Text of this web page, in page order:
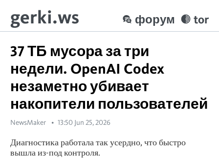
gerki.ws tor
форум
37 ТБ мусора за три
недели. OpenAI Codex
незаметно убивает
накопители пользователей
NewsMaker 13:50 Jun 25, 2026
Диагностика работала так усердно, что быстро
вышла из-под контроля.